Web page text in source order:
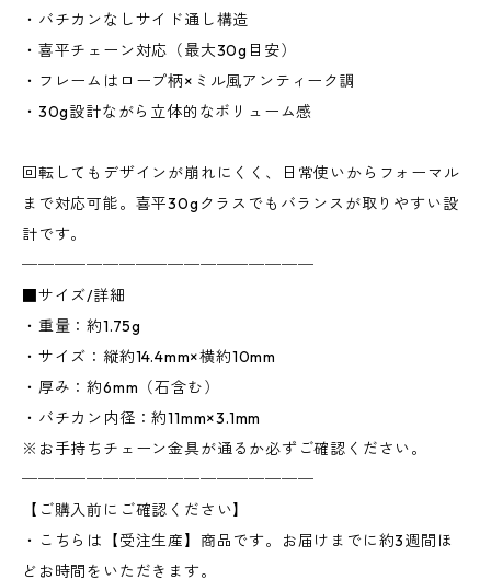
・バチカンなしサイド通し構造
・喜平チェーン対応（最大30g目安）
・フレームはロープ柄×ミル風アンティーク調
・30g設計ながら立体的なボリューム感
回転してもデザインが崩れにくく、日常使いからフォーマル
まで対応可能。喜平30gクラスでもバランスが取りやすい設
計です。
──────────────────
■サイズ/詳細
・重量：約1.75g
・サイズ：縦約14.4mm×横約10mm
・厚み：約6mm（石含む）
・バチカン内径：約11mm×3.1mm
※お手持ちチェーン金具が通るか必ずご確認ください。
──────────────────
【ご購入前にご確認ください】
・こちらは【受注生産】商品です。お届けまでに約3週間ほ
どお時間をいただきます。